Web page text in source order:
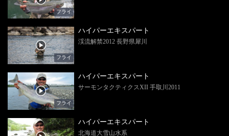
フライ
フライ
ハイパーエキスパート
渓流解禁2012 長野県犀川
フライ
ハイパーエキスパート
サーモンタクティクスXII 手取川2011
ハイパーエキスパート
北海道大雪山水系